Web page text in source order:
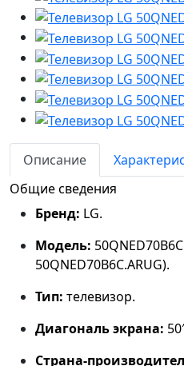
Описание
Общие сведения
Бренд: LG.
Модель:
50QNED70B6C.ARUG).
Тип: телевизор.
Диагональ экрана: